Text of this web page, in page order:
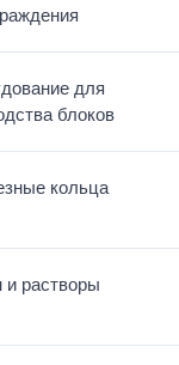
для
блоков
кольца
и растворы